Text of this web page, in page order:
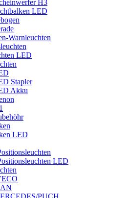
H3
LED
Warnleuchten
LED
Stapler
Akku
LED
LED
PUCH